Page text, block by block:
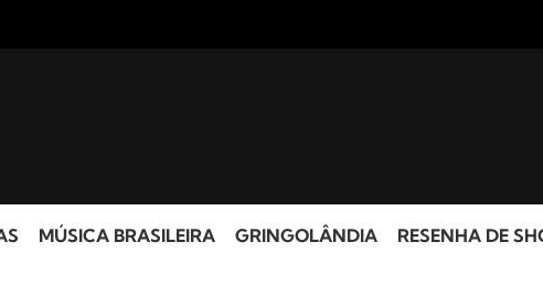
MÚSICA BRASILEIRA GRINGOLÂNDIA RESENHA DE